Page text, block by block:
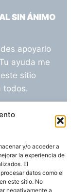
y/o acceder a
la experiencia de
El
datos como el
este sitio. No
negativamente a
SIN ÁNIMO
apoyarlo
ayuda me
sitio
todos.
Escríbeme